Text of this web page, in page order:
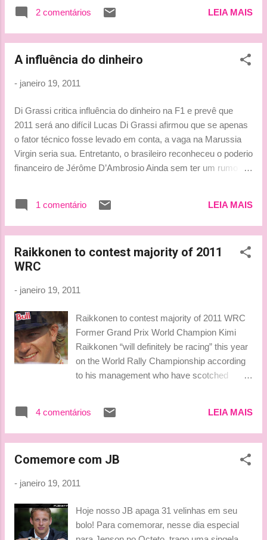
2 comentários
LEIA MAIS
A influência do dinheiro
- janeiro 19, 2011
Di Grassi critica influência do dinheiro na F1 e prevê que
2011 será ano difícil Lucas Di Grassi afirmou que se apenas
o fator técnico fosse levado em conta, a vaga na Marussia
Virgin seria sua. Entretanto, o brasileiro reconheceu o poderio
financeiro de Jérôme D’Ambrosio Ainda sem ter um rumo
perda de sua vaga na Virgin, equipe britânica que se
associou à Marussia, para Jérôme D’Ambrosio, que apesar
12º, levou um aporte de € 5 milhões à escuderia anglo-russa,
garantindo um lugar como titular, ao lado do experiente Timo
último sábado (15), o brasileiro, que ascendeu à vaga de
titular na F1 depois de quatro anos de GP2, deixou claro que
sua saída do grid da categoria em 2011 é resultado da falta
de patrocínios nacionais, o que sobrou para o concorrente
europeu...
1 comentário LEIA MAIS
Raikkonen to contest majority of 2011
WRC
- janeiro 19, 2011
Raikkonen to contest majority of 2011 WRC
Former Grand Prix World Champion Kimi
Raikkonen “will definitely be racing” this year
on the World Rally Championship according
to his management who have scotched
a programme for 2011 but his management
team say that they are confident he will be
the wheel of a Citroen DS3 WRC. Raikkonen
Championship under the ICE 1 Racing
10 of this year’s 13 rounds, with funding from
private sponsors. His manager Steve
4 comentários LEIA MAIS
Comemore com JB
- janeiro 19, 2011
Hoje nosso JB apaga 31 velinhas em seu
bolo! Para comemorar, nesse dia especial